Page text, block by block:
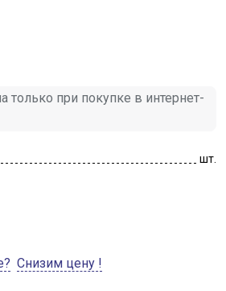
только при покупке в интернет-
шт.
Снизим цену !